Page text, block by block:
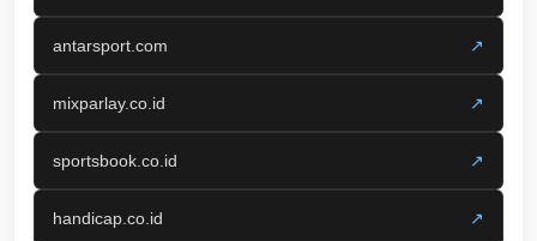
antarsport.com ↗
mixparlay.co.id ↗
sportsbook.co.id ↗
handicap.co.id ↗